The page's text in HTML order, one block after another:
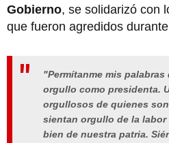
Gobierno, se solidarizó con
que fueron agredidos
"Permítanme mis
orgullo como presidenta.
orgullosos de quienes
sientan orgullo de la labor
bien de nuestra patria.